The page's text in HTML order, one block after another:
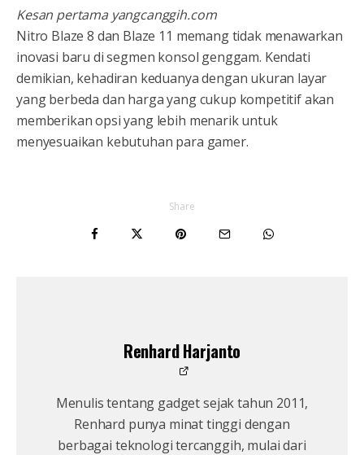
Kesan pertama yangcanggih.com
Nitro Blaze 8 dan Blaze 11 memang tidak menawarkan
inovasi baru di segmen konsol genggam. Kendati
demikian, kehadiran keduanya dengan ukuran layar
yang berbeda dan harga yang cukup kompetitif akan
memberikan opsi yang lebih menarik untuk
menyesuaikan kebutuhan para gamer.
Share
Renhard Harjanto
Menulis tentang gadget sejak tahun 2011,
Renhard punya minat tinggi dengan
berbagai teknologi tercanggih, mulai dari